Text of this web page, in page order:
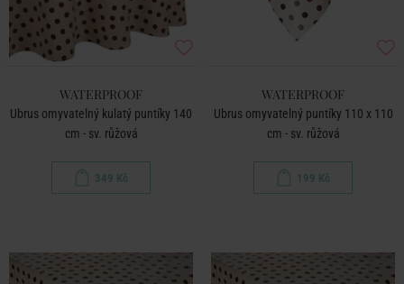
WATERPROOF
Ubrus omyvatelný kulatý puntíky 140
cm - sv. růžová
349 Kč
WATERPROOF
Ubrus omyvatelný puntíky 110 x 110
cm - sv. růžová
199 Kč